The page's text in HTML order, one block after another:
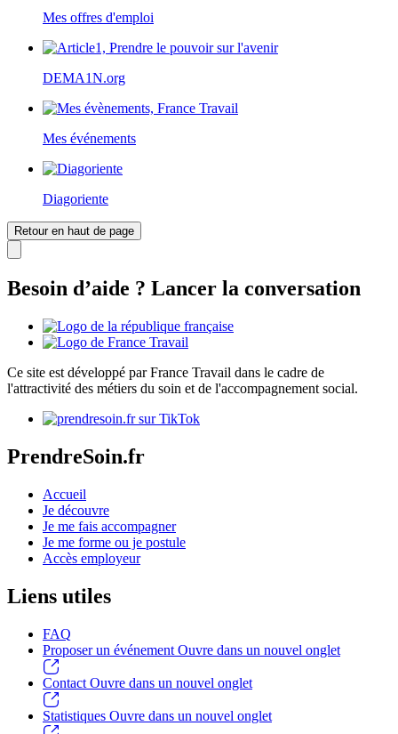
Mes offres d'emploi
DEMA1N.org
Mes événements
Diagoriente
Retour en haut de page
Besoin d’aide ? Lancer la conversation
Ce site est développé par France Travail dans le cadre de
l'attractivité des métiers du soin et de l'accompagnement social.
PrendreSoin.fr
Accueil
Je découvre
Je me fais accompagner
Je me forme ou je postule
Accès employeur
Liens utiles
FAQ
Proposer un événement Ouvre dans un nouvel onglet
Contact Ouvre dans un nouvel onglet
Statistiques Ouvre dans un nouvel onglet